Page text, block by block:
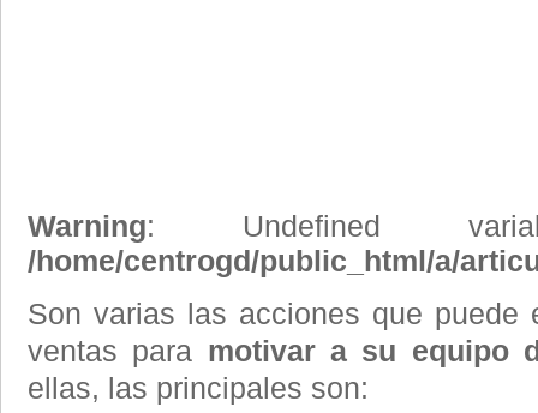
Warning: Undefined
/home/centrogd/public_html/a/
Son varias las acciones que puede
ventas para motivar a su equipo
ellas, las principales son: